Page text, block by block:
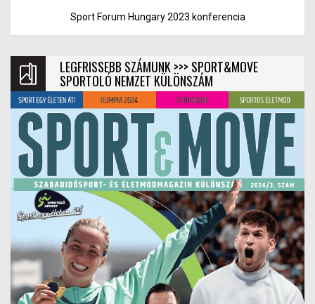
Sport Forum Hungary 2023 konferencia
LEGFRISSEBB SZÁMUNK >>> SPORT&MOVE
SPORTOLÓ NEMZET KÜLÖNSZÁM